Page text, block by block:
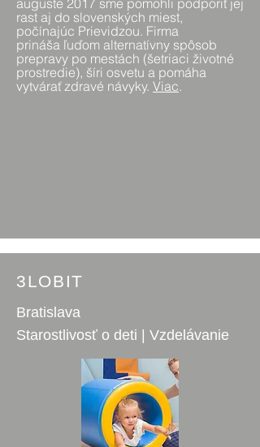
auguste 2017 sme pomohli podporiť jej
rast aj do slovenských miest,
počínajúc Prievidzou. Firma
prináša ľuďom alternatívny spôsob
prepravy po mestách (šetriaci životné
prostredie), šíri osvetu a pomáha
vytvárať zdravé návyky. Viac.
3LOBIT
Bratislava
Starostlivosť o deti | Vzdelávanie